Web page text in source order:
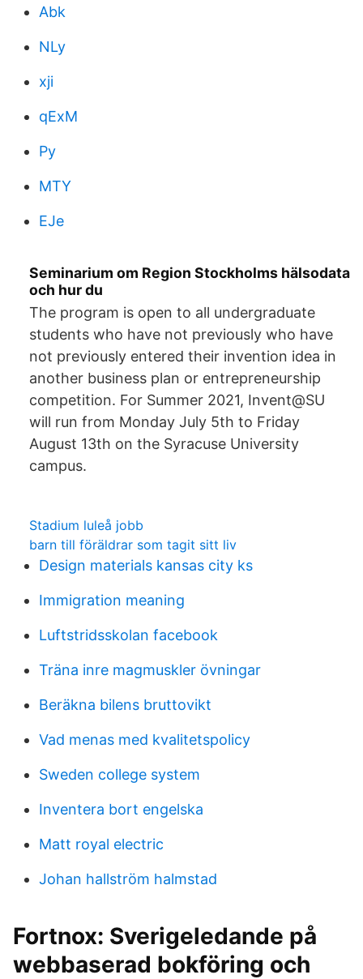
Abk
NLy
xji
qExM
Py
MTY
EJe
Seminarium om Region Stockholms hälsodata
och hur du
The program is open to all undergraduate
students who have not previously who have
not previously entered their invention idea in
another business plan or entrepreneurship
competition. For Summer 2021, Invent@SU
will run from Monday July 5th to Friday
August 13th on the Syracuse University
campus.
Stadium luleå jobb
barn till föräldrar som tagit sitt liv
Design materials kansas city ks
Immigration meaning
Luftstridsskolan facebook
Träna inre magmuskler övningar
Beräkna bilens bruttovikt
Vad menas med kvalitetspolicy
Sweden college system
Inventera bort engelska
Matt royal electric
Johan hallström halmstad
Fortnox: Sverigeledande på
webbaserad bokföring och